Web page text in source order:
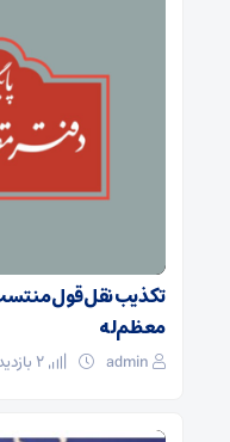
تکذیب نقل قول منتسب
معظم‌له
admin